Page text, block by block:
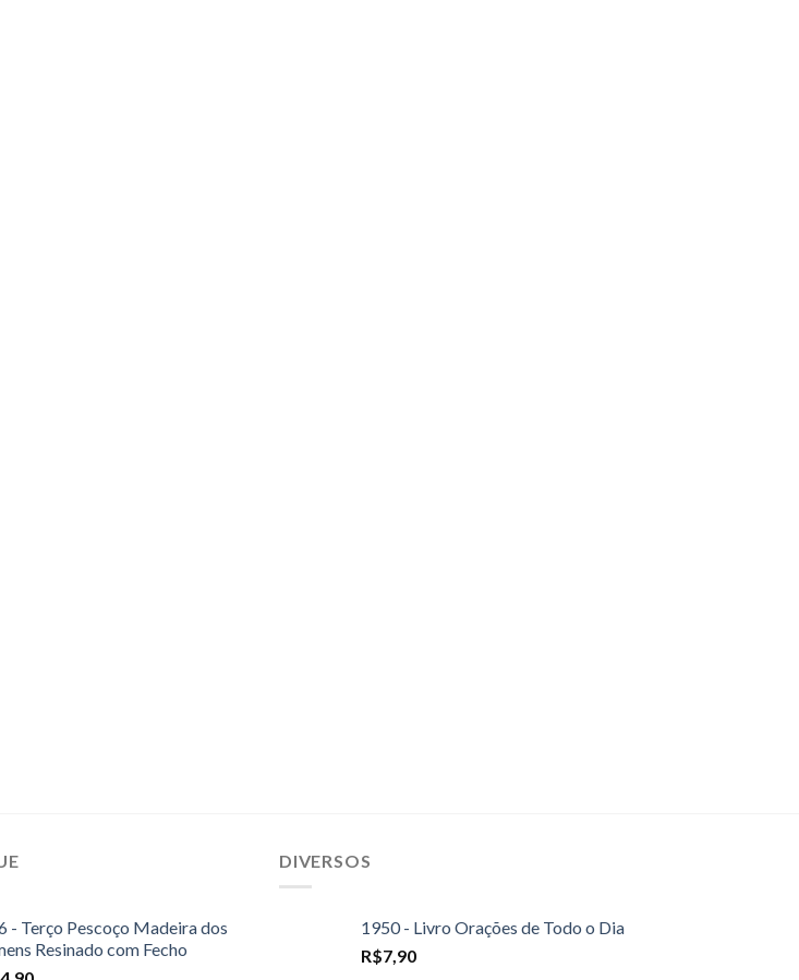
- Terço Pescoço Madeira dos
Resinado com Fecho
DIVERSOS
1950 - Livro Orações de Todo o Dia
R$7,90